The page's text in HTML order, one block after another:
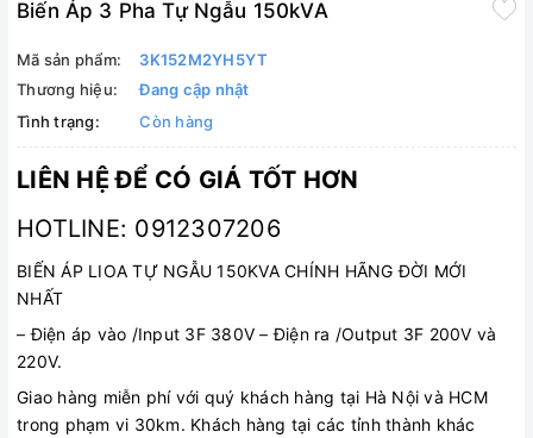
Biến Áp 3 Pha Tự Ngẫu 150kVA
Mã sản phẩm:
3K152M2YH5YT
Thương hiệu:
Đang cập nhật
Tình trạng:
Còn hàng
LIÊN HỆ ĐỂ CÓ GIÁ TỐT HƠN
HOTLINE: 0912307206
BIẾN ÁP LIOA TỰ NGẪU 150KVA CHÍNH HÃNG ĐỜI MỚI
NHẤT
–Điện áp vào /Input 3F 380V–Điện ra /Output 3F 200V và
220V.
Giao hàng miễn phí với quý khách hàng tại Hà Nội và HCM
trong phạm vi 30km. Khách hàng tại các tỉnh thành khác